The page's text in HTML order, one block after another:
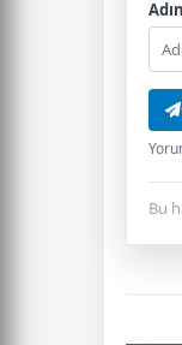
Bu